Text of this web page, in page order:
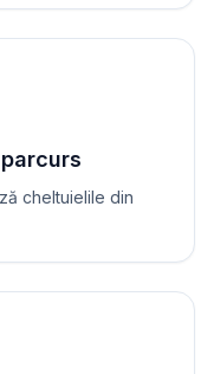
cheltuielile din